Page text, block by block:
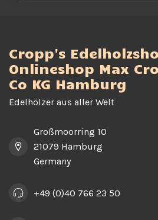
Cropp's
Onlineshop Max
Co KG Hamburg
Edelhölzer aus aller Welt
Großmoorring 10
21079 Hamburg
Germany
+49 (0)40 766 23 50